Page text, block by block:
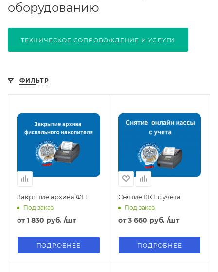
оборудованию
ТЕХНИЧЕСКОЕ СОПРОВОЖДЕНИЕ И УСЛУГИ
ФИЛЬТР
Закрытие архива ФН
Под заказ
от1 830 руб. /шт
ПОДРОБНЕЕ
Снятие ККТ с учета
Под заказ
от3 660 руб. /шт
ПОДРОБНЕЕ